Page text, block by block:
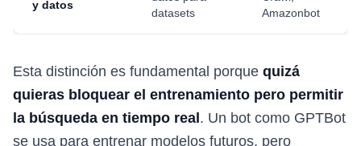
y datos
datasets
Amazonbot
Esta distinción es fundamental porque quizá
quieras bloquear el entrenamiento pero permitir
la búsqueda en tiempo real . Un bot como GPTBot
se usa para entrenar modelos futuros, pero